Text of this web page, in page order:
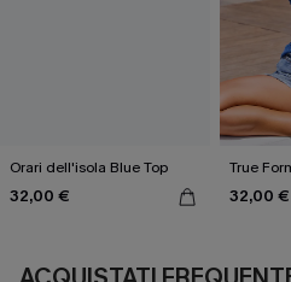
Orari dell'isola Blue Top
32,00 €
True
32,00 €